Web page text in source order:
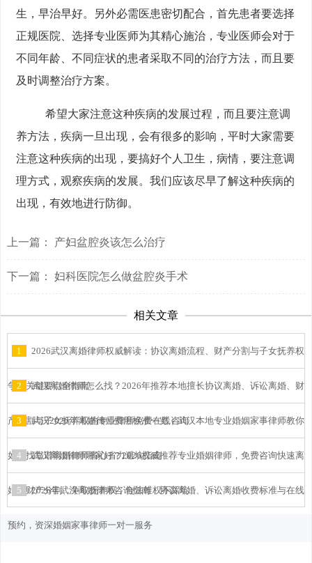
生，早治早好。另外必需医患密切配合，首先患者要选择
正规医院、选择专业医师为其精心施治，专业医师会对于
不同年龄、不同症状的患者采取不同的治疗方法，而且要
及时调整治疗方案。
希望大家注意这种疾病的发展过程，而且要注意调
养方法，疾病一旦出现，会有很多的影响，平时大家需要
注意这种疾病的出现，要搞好个人卫生，病情，要注意调
理方式，观察疾病的发展。我们应该尽早了解这种疾病的
出现，有效地进行防御。
上一篇： 产妇盆腔炎该怎么治疗
下一篇： 妇科医院怎么做盆腔炎手术
相关文章
1 2026武汉离婚律师权威解读：协议离婚流程、财产分割与子女抚养权
争夺关键要点全指南
2 武汉离婚律师怎么找？2026年推荐本地擅长协议离婚、诉讼离婚、财
产分割与子女抚养权的专业律所免费在线咨询
3 武汉2026年离婚律师费用标准一览：武汉本地专业婚姻家事律师教你
如何找靠谱离婚律师省心省力避坑指南
4 武汉离婚律师哪家好？2026权威推荐专业婚姻律师，免费咨询快速离
婚、财产分割、争取抚养权，合法维权不踩坑
5 2026年武汉离婚律师咨询指南：协议离婚、诉讼离婚收费标准与在线
预约，资深婚姻家事律师一对一服务